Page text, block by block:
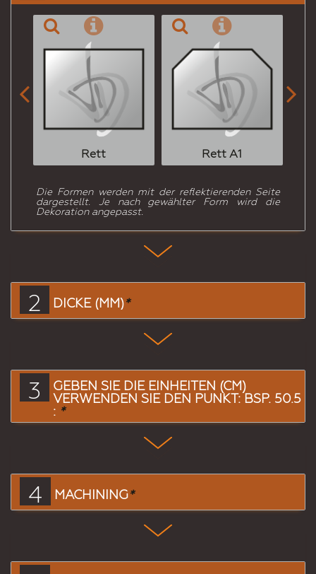
Rett Rett A1
 
Die Formen werden mit der reflektierenden Seite
dargestellt. Je nach gewählter Form wird die
Dekoration angepasst.
2 DICKE (MM)*
3
GEBEN SIE DIE EINHEITEN (CM)
VERWENDEN SIE DEN PUNKT: BSP. 50.5
: *
4 MACHINING*